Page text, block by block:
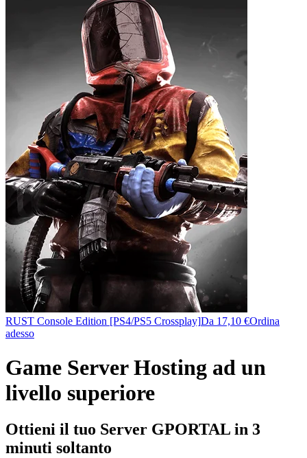
RUST Console Edition [PS4/PS5 Crossplay]Da 17,10 €Ordina
adesso
Game Server Hosting ad un
livello superiore
Ottieni il tuo Server GPORTAL in 3
minuti soltanto